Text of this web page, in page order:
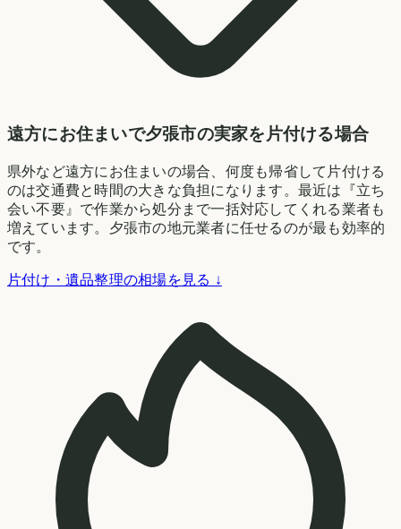
遠方にお住まいで夕張市の実家を片付ける場合
県外など遠方にお住まいの場合、何度も帰省して片付ける
のは交通費と時間の大きな負担になります。最近は『立ち
会い不要』で作業から処分まで一括対応してくれる業者も
増えています。夕張市の地元業者に任せるのが最も効率的
です。
片付け・遺品整理の相場を見る ↓